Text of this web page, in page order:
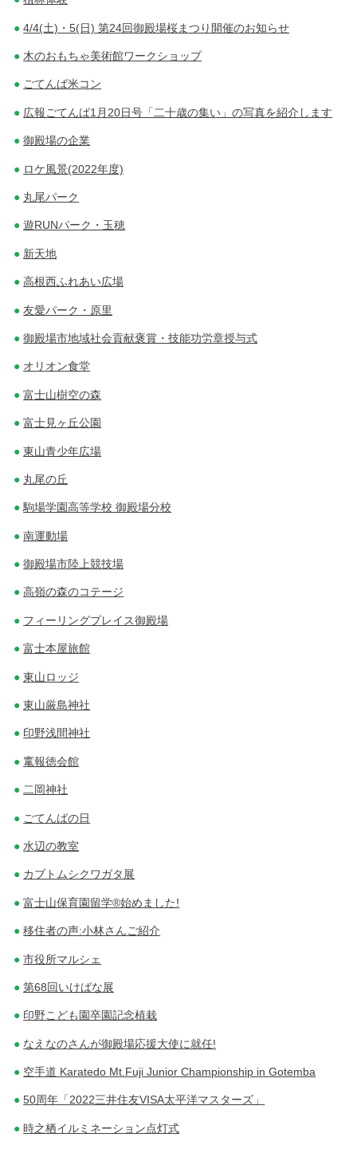
4/4(土)・5(日) 第24回御殿場桜まつり開催のお知らせ
木のおもちゃ美術館ワークショップ
ごてんば米コン
広報ごてんば1月20日号「二十歳の集い」の写真を紹介します
御殿場の企業
ロケ風景(2022年度)
丸尾パーク
遊RUNパーク・玉穂
新天地
高根西ふれあい広場
友愛パーク・原里
御殿場市地域社会貢献褒賞・技能功労章授与式
オリオン食堂
富士山樹空の森
富士見ヶ丘公園
東山青少年広場
丸尾の丘
駒場学園高等学校 御殿場分校
南運動場
御殿場市陸上競技場
高嶺の森のコテージ
フィーリングプレイス御殿場
富士本屋旅館
東山ロッジ
東山厳島神社
印野浅間神社
竃報徳会館
二岡神社
ごてんばの日
水辺の教室
カブトムシクワガタ展
富士山保育園留学®始めました!
移住者の声:小林さんご紹介
市役所マルシェ
第68回いけばな展
印野こども園卒園記念植栽
なえなのさんが御殿場応援大使に就任!
空手道 Karatedo Mt.Fuji Junior Championship in Gotemba
50周年「2022三井住友VISA太平洋マスターズ」
時之栖イルミネーション点灯式